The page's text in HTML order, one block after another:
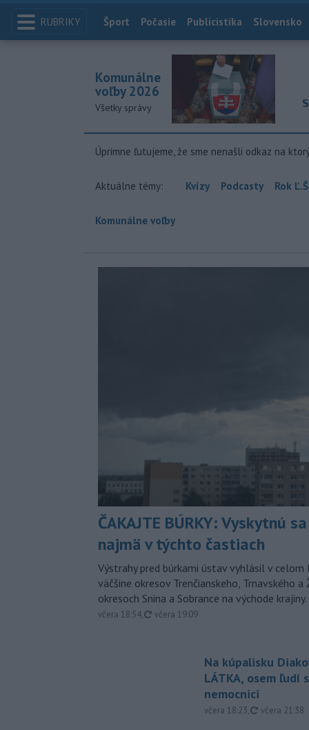
RUBRIKY Index
Šport Počasie Publicistika Slovensko
Komunálne
voľby 2026
Všetky správy
Úprimne ľutujeme, že sme nenašli odkaz na
Aktuálne témy: Kvízy Podcasty Rok
Komunálne voľby
ČAKAJTE BÚRKY: Vyskytnú
najmä v týchto častiach
Výstrahy pred búrkami ústav vyhlásil v
väčšine okresov Trenčianskeho, Trnavského a
okresoch Snina a Sobrance na východe krajiny.
včera 18:54, aktualizované
včera 19:09
Na kúpalisku
LÁTKA, osem ľudí
nemocnici
včera 18:23, aktualizované
včera 21:38